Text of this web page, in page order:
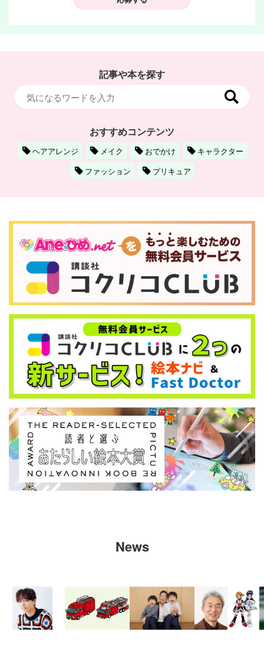
記事や本を探す
おすすめコンテンツ
ヘアアレンジ メイク おでかけ
キャラクター
ファッション
プリキュア
News